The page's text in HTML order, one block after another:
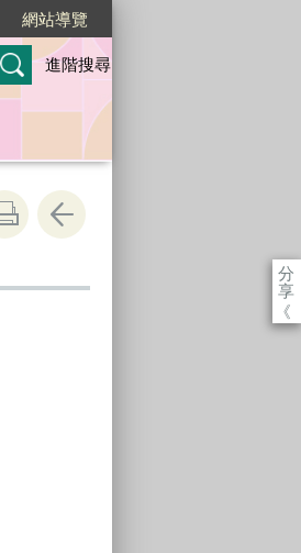
網站導覽
進階搜尋
分
享
《